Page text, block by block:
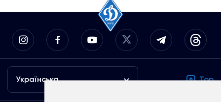
Українська Top